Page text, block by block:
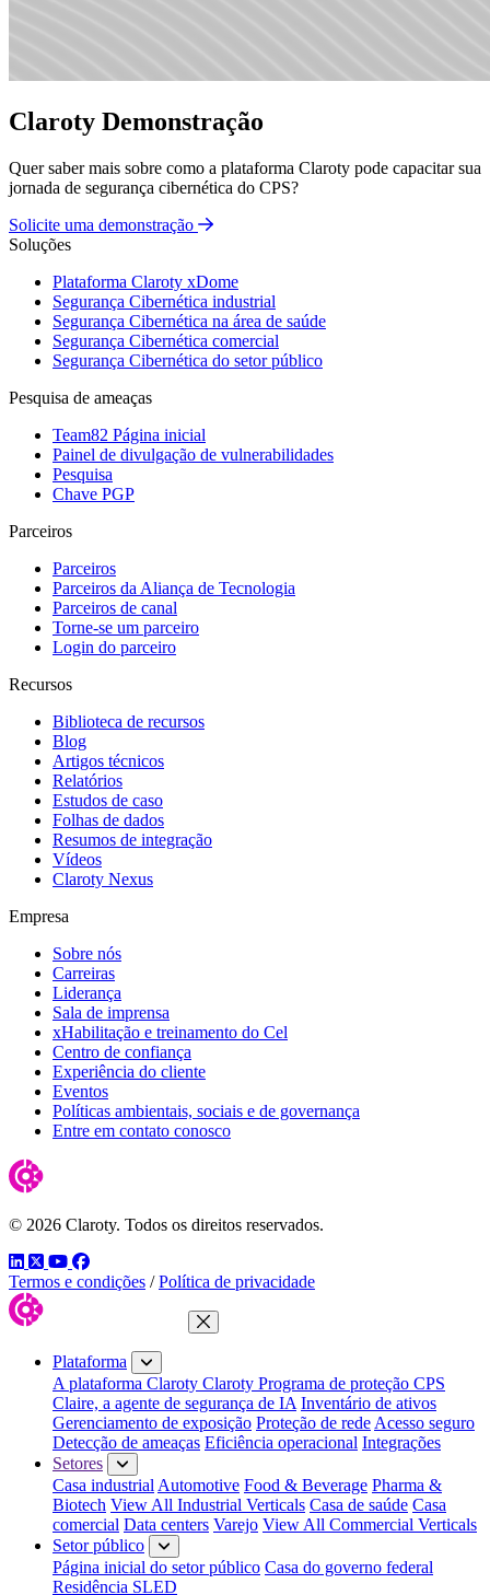
Claroty Demonstração
Quer saber mais sobre como a plataforma Claroty pode capacitar sua
jornada de segurança cibernética do CPS?
Solicite uma demonstração
Soluções
Plataforma Claroty xDome
Segurança Cibernética industrial
Segurança Cibernética na área de saúde
Segurança Cibernética comercial
Segurança Cibernética do setor público
Pesquisa de ameaças
Team82 Página inicial
Painel de divulgação de vulnerabilidades
Pesquisa
Chave PGP
Parceiros
Parceiros
Parceiros da Aliança de Tecnologia
Parceiros de canal
Torne-se um parceiro
Login do parceiro
Recursos
Biblioteca de recursos
Blog
Artigos técnicos
Relatórios
Estudos de caso
Folhas de dados
Resumos de integração
Vídeos
Claroty Nexus
Empresa
Sobre nós
Carreiras
Liderança
Sala de imprensa
xHabilitação e treinamento do Cel
Centro de confiança
Experiência do cliente
Eventos
Políticas ambientais, sociais e de governança
Entre em contato conosco
© 2026 Claroty. Todos os direitos reservados.
LinkedIn
TwitterYouTube
Facebook
Termos e condições / Política de privacidade
Fechar menu
Plataforma
A plataforma Claroty Claroty Programa de proteção CPS
Claire, a agente de segurança de IA Inventário de ativos
Gerenciamento de exposição Proteção de rede Acesso seguro
Detecção de ameaças Eficiência operacional Integrações
Setores
Casa industrial Automotive Food & Beverage Pharma &
Biotech View All Industrial Verticals Casa de saúde Casa
comercial Data centers Varejo View All Commercial Verticals
Setor público
Página inicial do setor público Casa do governo federal
Residência SLED